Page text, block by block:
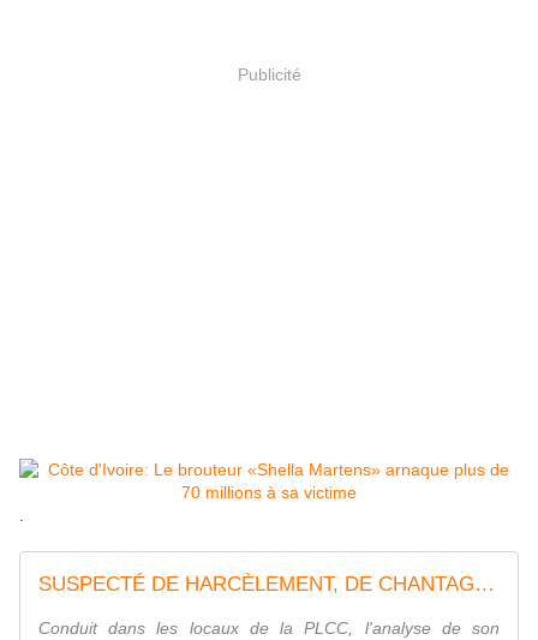
Publicité
SUSPECTÉ DE HARCÈLEMENT, DE CHANTAGE À LA VIDÉO : IL SE FAIT APPELER "SHELLA MARTENS" ET ESCROQUE PLUS DE 111.000 EUROS | Plateforme de Lutte Contre la Cybercriminalité
Conduit dans les locaux de la PLCC, l'analyse de son